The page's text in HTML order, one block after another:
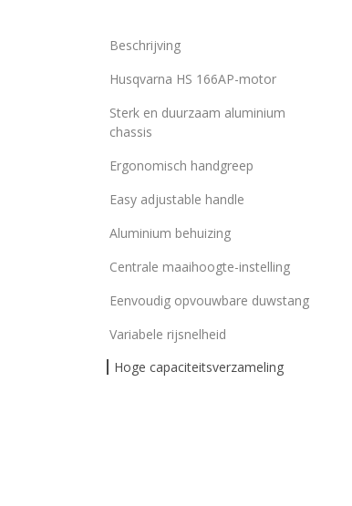
Beschrijving
Husqvarna HS 166AP-motor
Sterk en duurzaam aluminium
chassis
Ergonomisch handgreep
Easy adjustable handle
Aluminium behuizing
Centrale maaihoogte-instelling
Eenvoudig opvouwbare duwstang
Variabele rijsnelheid
Hoge capaciteitsverzameling